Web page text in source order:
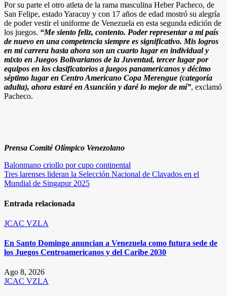
Por su parte el otro atleta de la rama masculina Heber Pacheco, de
San Felipe, estado Yaracuy y con 17 años de edad mostró su alegría
de poder vestir el uniforme de Venezuela en esta segunda edición de
los juegos. “Me siento feliz, contento. Poder representar a mi país
de nuevo en una competencia siempre es significativo. Mis logros
en mi carrera hasta ahora son un cuarto lugar en individual y
mixto en Juegos Bolivarianos de la Juventud, tercer lugar por
equipos en los clasificatorios a juegos panamericanos y décimo
séptimo lugar en Centro Americano Copa Merengue (categoría
adulta), ahora estaré en Asunción y daré lo mejor de mí”, exclamó
Pacheco.
Prensa Comité Olímpico Venezolano
Navegación
de
Balonmano criollo por cupo continental
Tres larenses lideran la Selección Nacional de Clavados en el
Mundial de Singapur 2025
Entrada relacionada
JCAC VZLA
En Santo Domingo anuncian a Venezuela como futura sede de
los Juegos Centroamericanos y del Caribe 2030
Ago 8, 2026
JCAC VZLA